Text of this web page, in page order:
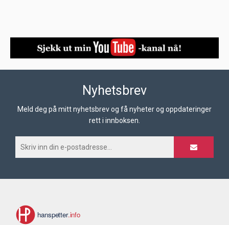
Nyhetsbrev
Meld deg på mitt nyhetsbrev og få nyheter og oppdateringer
rett i innboksen.